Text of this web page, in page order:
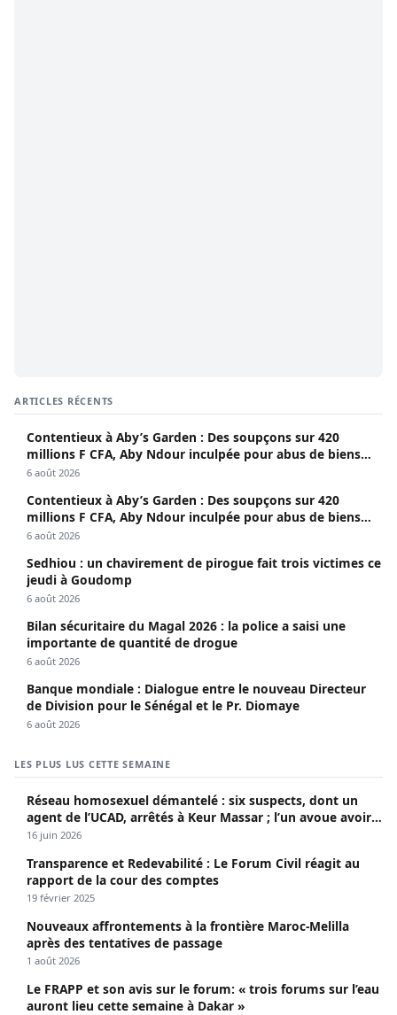
ARTICLES RÉCENTS
Contentieux à Aby’s Garden : Des soupçons sur 420
millions F CFA, Aby Ndour inculpée pour abus de biens
sociaux
6 août 2026
Contentieux à Aby’s Garden : Des soupçons sur 420
millions F CFA, Aby Ndour inculpée pour abus de biens
sociaux
6 août 2026
Sedhiou : un chavirement de pirogue fait trois victimes ce
jeudi à Goudomp
6 août 2026
Bilan sécuritaire du Magal 2026 : la police a saisi une
importante de quantité de drogue
6 août 2026
Banque mondiale : Dialogue entre le nouveau Directeur
de Division pour le Sénégal et le Pr. Diomaye
6 août 2026
LES PLUS LUS CETTE SEMAINE
Réseau homosexuel démantelé : six suspects, dont un
agent de l’UCAD, arrêtés à Keur Massar ; l’un avoue avoir
propagé le VIH depuis 2018
16 juin 2026
Transparence et Redevabilité : Le Forum Civil réagit au
rapport de la cour des comptes
19 février 2025
Nouveaux affrontements à la frontière Maroc-Melilla
après des tentatives de passage
1 août 2026
Le FRAPP et son avis sur le forum: « trois forums sur l’eau
auront lieu cette semaine à Dakar »